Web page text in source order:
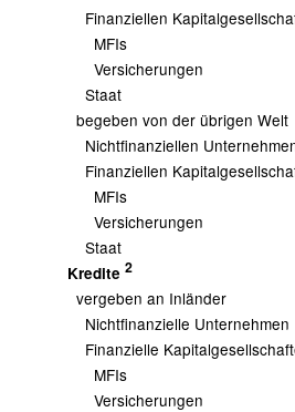
Finanziellen
MFIs
Versicherungen
Staat
begeben von der übrigen Welt
Nichtfinanziellen
Finanziellen
MFIs
Versicherungen
Staat
Kredite 2
vergeben an Inländer
Nichtfinanzielle Unternehmen
Finanzielle
MFIs
Versicherungen